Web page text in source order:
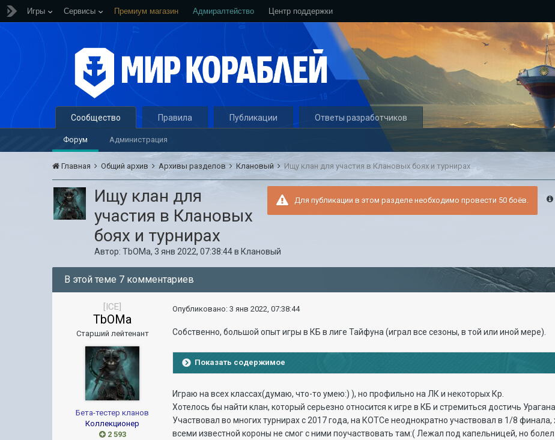
Игры Сервисы Премиум магазин Адмиралтейство Центр поддержки
Сообщество
Форум Администрация
Правила Публикации Ответы разработчиков
Главная Общий архив Архивы разделов Клановый Ищу клан для участия в Клановых боях и турнирах
Для публикации в этом разделе необходимо провести 50 боёв.
Ищу клан для
участия в Клановых
боях и турнирах
Автор:TbOMa,3 янв 2022, 07:38:44в Клановый
В этой теме 7 комментариев
[ICE]
TbOMa
Старший лейтенант
Бета-тестер кланов
Коллекционер
2 593
Опубликовано:3 янв 2022, 07:38:44
Собственно, большой опыт игры в КБ в лиге Тайфуна (играл все сезоны, в той или иной мере).
Показать содержимое
Играю на всех классах(думаю, что-то умею:) ), но профильно на ЛК и некоторых Кр.
Хотелось бы найти клан, который серьезно относится к игре в КБ и стремиться достичь
Участвовал во многих турнирах с 2017 года, на КОТСе неоднократно участвовал в 1/8
всеми известной короны не смог с ними поучаствовать там:( Лежал под капельницей, но